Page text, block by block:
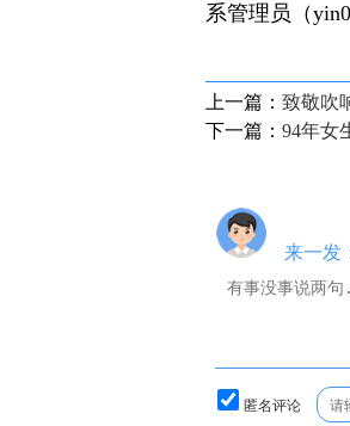
系管理员（
上一篇： 致敬吹
下一篇： 94年女
来一发
匿名评论